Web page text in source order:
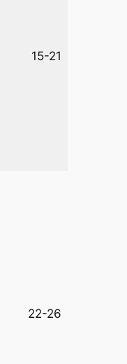
15-21
22-26